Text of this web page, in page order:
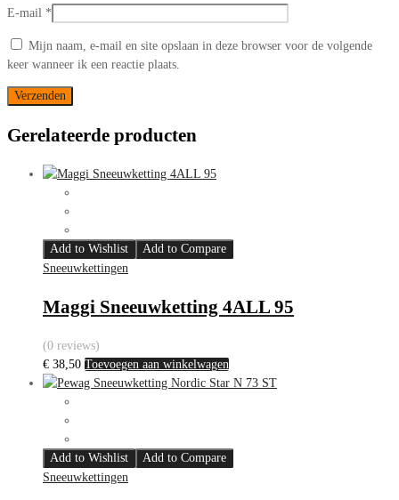
E-mail *
Mijn naam, e-mail en site opslaan in deze browser voor de volgende
keer wanneer ik een reactie plaats.
Gerelateerde producten
Add to Wishlist
Add to Compare
Sneeuwkettingen
Maggi Sneeuwketting 4ALL 95
(0 reviews)
€ 38,50 Toevoegen aan winkelwagen
Add to Wishlist
Add to Compare
Sneeuwkettingen